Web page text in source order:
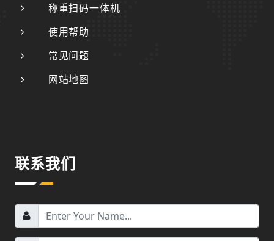
称重扫码一体机
使用帮助
常见问题
网站地图
联系我们